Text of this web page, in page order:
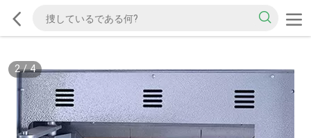
2/4